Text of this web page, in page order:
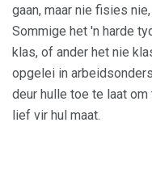
gaan, maar nie fisies
Sommige het 'n harde
klas, of ander het nie
opgelei in
deur hulle toe te laat
lief vir hul maat.